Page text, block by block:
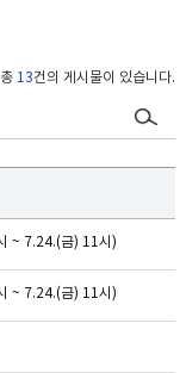
총13건의 게시물이 있습니다.
~ 7.24.(금) 11시)
~ 7.24.(금) 11시)